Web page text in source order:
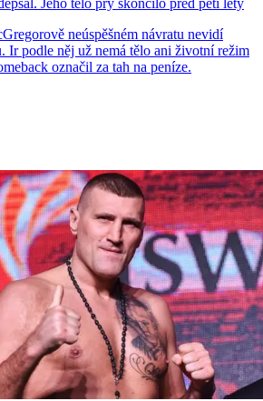
neúspěšném návratu nevidí
Ir podle něj už nemá tělo ani životní režim
označil za tah na peníze.